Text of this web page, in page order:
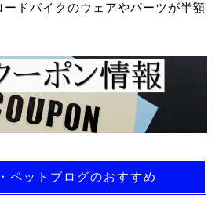
ドバイクのウェアやパーツが半額
ペットブログのおすすめ